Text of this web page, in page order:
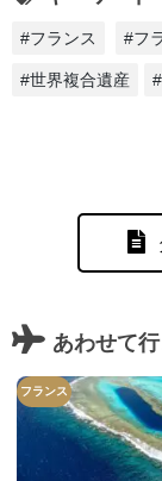
#フランス #フ
#世界複合遺産
あわせて
フランス